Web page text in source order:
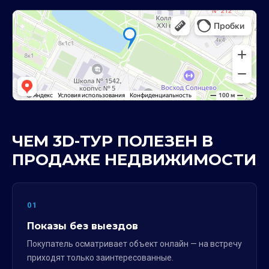
ЧЕМ 3D-ТУР ПОЛЕЗЕН В
ПРОДАЖЕ НЕДВИЖИМОСТИ
01
Показы без выездов
Покупатель осматривает объект онлайн — на встречу
приходят только заинтересованные.